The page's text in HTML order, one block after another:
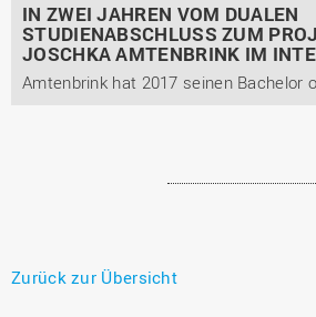
IN ZWEI JAHREN VOM DUALEN
STUDIENABSCHLUSS ZUM
JOSCHKA AMTENBRINK IM
Zurück zur Übersicht